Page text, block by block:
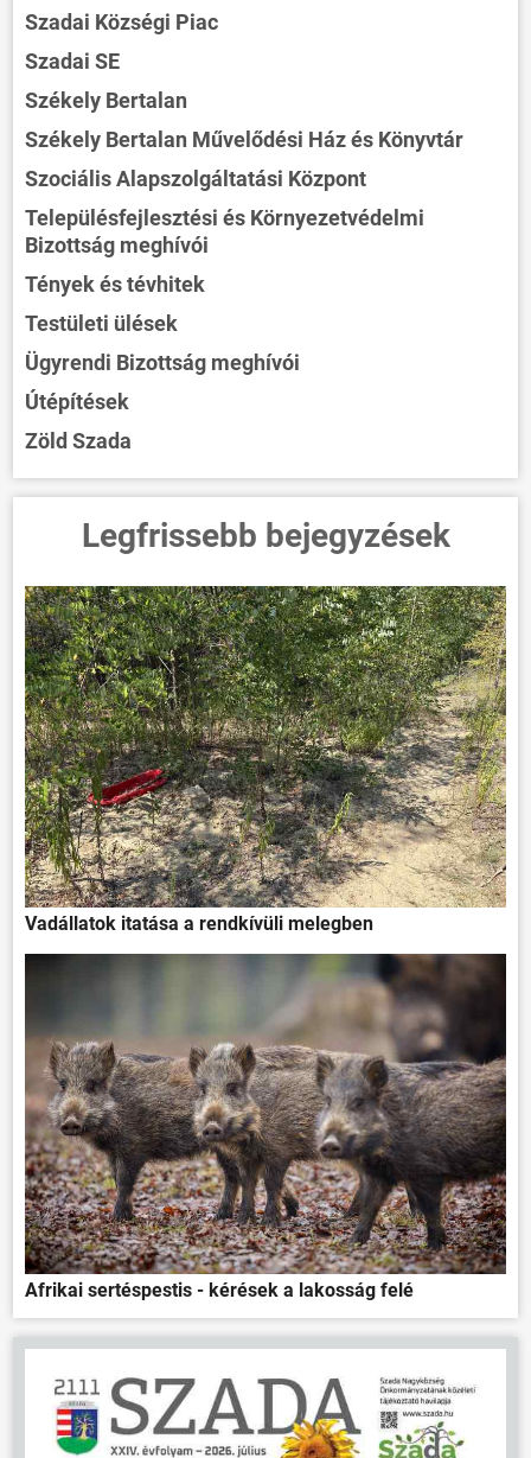
Szadai Községi Piac
Szadai SE
Székely Bertalan
Székely Bertalan Művelődési Ház és Könyvtár
Szociális Alapszolgáltatási Központ
Településfejlesztési és Környezetvédelmi
Bizottság meghívói
Tények és tévhitek
Testületi ülések
Ügyrendi Bizottság meghívói
Útépítések
Zöld Szada
Legfrissebb bejegyzések
Vadállatok itatása a rendkívüli melegben
Afrikai sertéspestis - kérések a lakosság felé